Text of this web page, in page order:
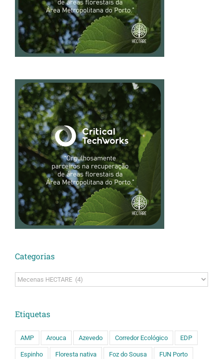
Categorias
Categorias
Etiquetas
AMP Arouca Azevedo Corredor Ecológico EDP
Espinho Floresta nativa Foz do Sousa FUN Porto